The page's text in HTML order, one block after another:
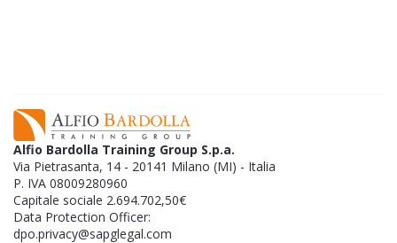
Alfio Bardolla Training Group S.p.a.
Via Pietrasanta, 14 - 20141 Milano (MI) - Italia
P. IVA 08009280960
Capitale sociale 2.694.702,50€
Data Protection Officer:
dpo.privacy@sapglegal.com